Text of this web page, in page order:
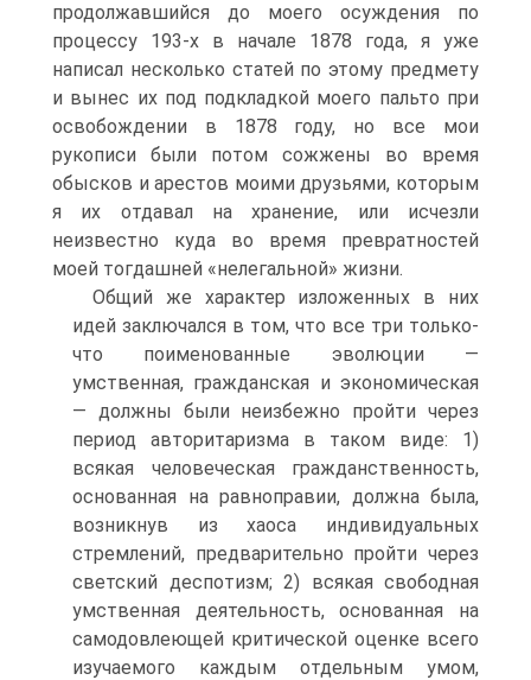
продолжавшийся до моего осуждения по
процессу 193-х в начале 1878 года, я уже
написал несколько статей по этому предмету
и вынес их под подкладкой моего пальто при
освобождении в 1878 году, но все мои
рукописи были потом сожжены во время
обысков и арестов моими друзьями, которым
я их отдавал на хранение, или исчезли
неизвестно куда во время превратностей
моей тогдашней «нелегальной» жизни.
Общий же характер изложенных в них
идей заключался в том, что все три только-
что поименованные эволюции —
умственная, гражданская и экономическая
— должны были неизбежно пройти через
период авторитаризма в таком виде: 1)
всякая человеческая гражданственность,
основанная на равноправии, должна была,
возникнув из хаоса индивидуальных
стремлений, предварительно пройти через
светский деспотизм; 2) всякая свободная
умственная деятельность, основанная на
самодовлеющей критической оценке всего
изучаемого каждым отдельным умом,